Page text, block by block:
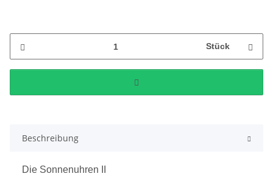
Stück
Beschreibung
Die Sonnenuhren II